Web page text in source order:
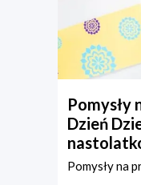
Pomysły
Dzień
Pomysły na